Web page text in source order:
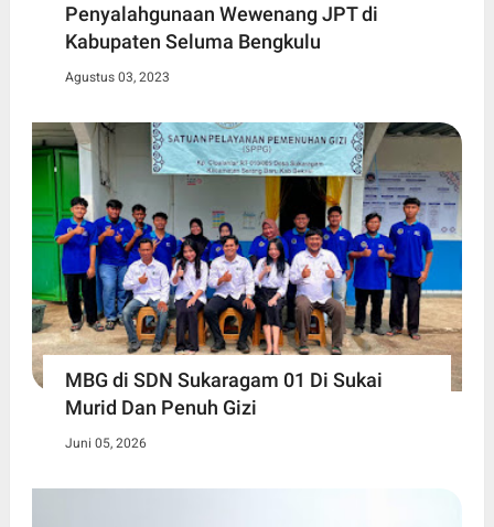
Penyalahgunaan Wewenang JPT di
Kabupaten Seluma Bengkulu
Agustus 03, 2023
MBG di SDN Sukaragam 01 Di Sukai
Murid Dan Penuh Gizi
Juni 05, 2026